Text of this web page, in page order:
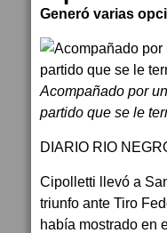
Generó varias
Acompañado por
partido que se le
DIARIO RIO
Cipolletti llevó a
triunfo ante Tiro
había mostrado en